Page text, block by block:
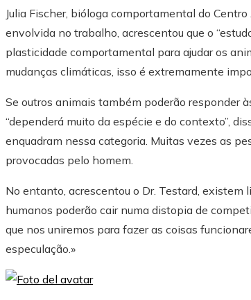
Julia Fischer, bióloga comportamental do
envolvida no trabalho, acrescentou que o
plasticidade comportamental para ajudar os
mudanças climáticas, isso é extremamente
Se outros animais também poderão responder
“dependerá muito da espécie e do contexto”,
enquadram nessa categoria. Muitas vezes as
provocadas pelo homem.
No entanto, acrescentou o Dr. Testard, existem
humanos poderão cair numa distopia de
que nos uniremos para fazer as coisas
especulação.»